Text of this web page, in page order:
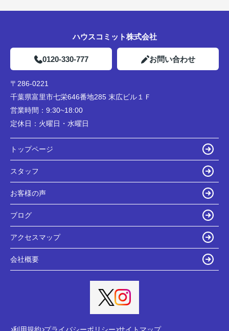
ハウスコミット株式会社
0120-330-777 お問い合わせ
〒286-0221
千葉県富里市七栄646番地285 末広ビル１Ｆ
営業時間： 9:30~18:00
定休日： 火曜日・水曜日
トップページ
スタッフ
お客様の声
ブログ
アクセスマップ
会社概要